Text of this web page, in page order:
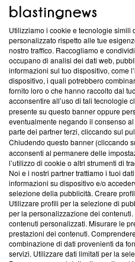
Questa sezione offre
News, sui nostri processi
creare news di qualità. Inoltre,
‘Trust Project - News with
ancora membro del
parte; Trust Project non ha
conformità agli standard.
Su di noi
Team editoriale
Corporate
Redazione
Informativa Privacy
Cookie Policy
Blasting SA, IDI CHE-
Lugano (Svizzera) Tel:+39
Utilizziamo i cookie e tecnologie simili
personalizzato rispetto alle tue
nostro traffico. Raccogliamo e
occupano di analisi dei dati web,
informazioni sul tuo dispositivo, come
dispositivo, i quali potrebbero
fornito loro o che hanno raccolto dal
acconsentire all’uso di tali tecnologie
presente su questo banner oppure
eventualmente negando il consenso
parte dei partner terzi, cliccando sul
Chiudendo questo banner (cliccando
acconsenti al permanere delle
l’utilizzo di cookie o altri strumenti di
Noi e i nostri partner trattiamo i tuoi
informazioni su dispositivo e/o
selezione della pubblicità. Creare
Utilizzare profili per la selezione di
per la personalizzazione dei
contenuti personalizzati. Misurare le
prestazioni dei contenuti.
combinazione di dati provenienti da
servizi. Utilizzare dati limitati per la